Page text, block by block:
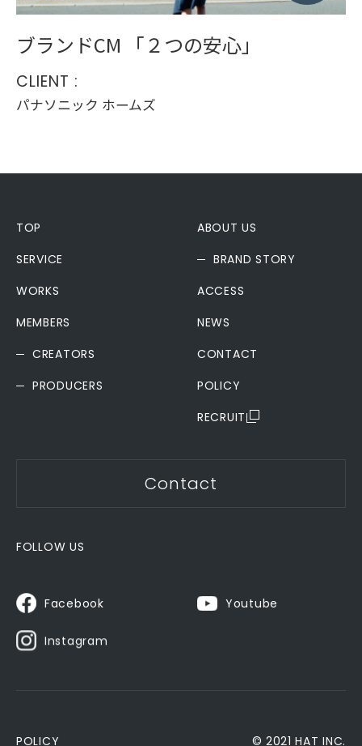
ブランドCM 「２つの安心」
CLIENT :
パナソニック ホームズ
TOP
SERVICE
WORKS
MEMBERS
CREATORS
PRODUCERS
ABOUT US
BRAND STORY
ACCESS
NEWS
CONTACT
POLICY
RECRUIT
Contact
FOLLOW US
Facebook Youtube
Instagram
POLICY © 2021 HAT INC.